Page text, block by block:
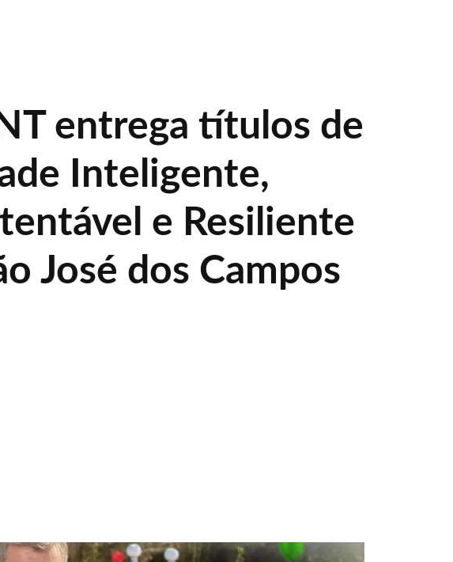
entrega títulos de
Inteligente,
e Resiliente
José dos Campos